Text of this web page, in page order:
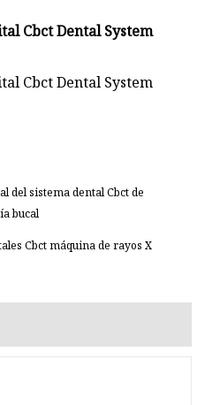
del sistema dental Cbct de
bucal
Cbct máquina de rayos X